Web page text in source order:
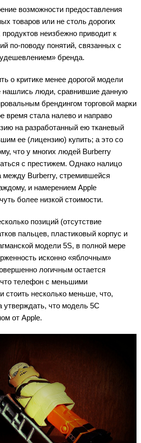
возможности предоставления
товаров или не столь дорогих
неизбежно приводит к
по-поводу понятий, связанных с
бренда.
о критике менее дорогой модели
нашлись люди, сравнившие данную
брендингом торговой марки
время стала налево и направо
на разработанный ею тканевый
ее (лицензию) купить; а это со
что у многих людей Burberry
с престижем. Однако налицо
между Burberry, стремившейся
и намерением Apple
более низкой стоимости.
позиций (отсутствие
пальцев, пластиковый корпус и
модели 5S, в полной мере
исконно «яблочным»
логичным остается
телефон с меньшими
стоить несколько меньше, что,
утверждать, что модель 5C
от Apple.